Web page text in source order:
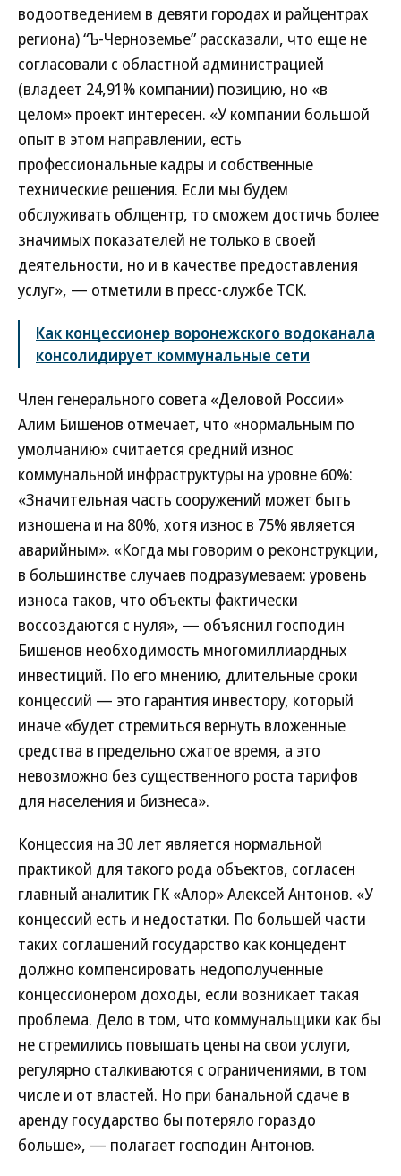
водоотведением в девяти городах и райцентрах
региона) “Ъ-Черноземье” рассказали, что еще не
согласовали с областной администрацией
(владеет 24,91% компании) позицию, но «в
целом» проект интересен. «У компании большой
опыт в этом направлении, есть
профессиональные кадры и собственные
технические решения. Если мы будем
обслуживать облцентр, то сможем достичь более
значимых показателей не только в своей
деятельности, но и в качестве предоставления
услуг», — отметили в пресс-службе ТСК.
Как концессионер воронежского водоканала
консолидирует коммунальные сети
Член генерального совета «Деловой России»
Алим Бишенов отмечает, что «нормальным по
умолчанию» считается средний износ
коммунальной инфраструктуры на уровне 60%:
«Значительная часть сооружений может быть
изношена и на 80%, хотя износ в 75% является
аварийным». «Когда мы говорим о реконструкции,
в большинстве случаев подразумеваем: уровень
износа таков, что объекты фактически
воссоздаются с нуля», — объяснил господин
Бишенов необходимость многомиллиардных
инвестиций. По его мнению, длительные сроки
концессий — это гарантия инвестору, который
иначе «будет стремиться вернуть вложенные
средства в предельно сжатое время, а это
невозможно без существенного роста тарифов
для населения и бизнеса».
Концессия на 30 лет является нормальной
практикой для такого рода объектов, согласен
главный аналитик ГК «Алор» Алексей Антонов. «У
концессий есть и недостатки. По большей части
таких соглашений государство как концедент
должно компенсировать недополученные
концессионером доходы, если возникает такая
проблема. Дело в том, что коммунальщики как бы
не стремились повышать цены на свои услуги,
регулярно сталкиваются с ограничениями, в том
числе и от властей. Но при банальной сдаче в
аренду государство бы потеряло гораздо
больше», — полагает господин Антонов.